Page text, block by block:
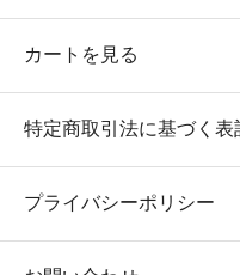
カートを見る
特定商取引法に基づく表
プライバシーポリシー